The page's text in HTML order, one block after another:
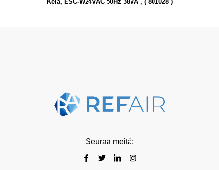
Kela, ESC-W24VAC 50Hz 38VA , ( 801028 )
Seuraa meitä: